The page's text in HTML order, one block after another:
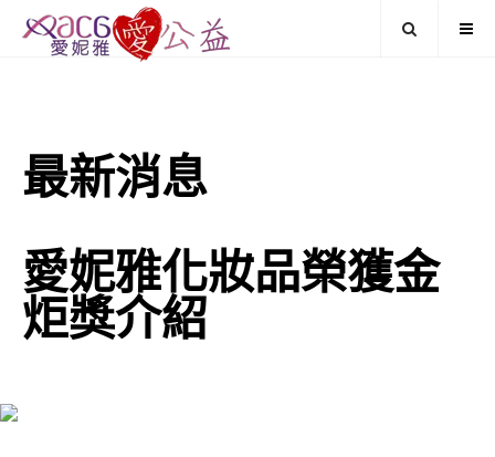
最新消息
愛妮雅化妝品榮獲金
炬獎介紹